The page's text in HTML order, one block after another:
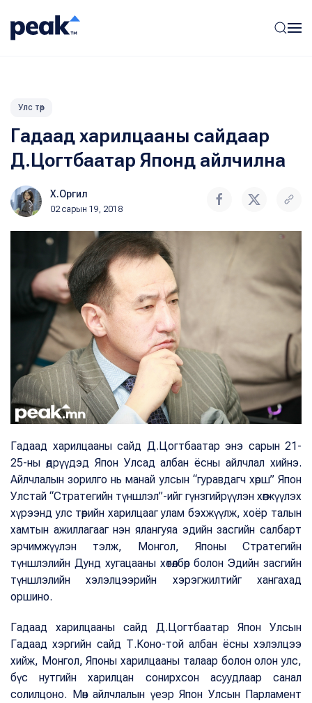
Улс төр
Гадаад харилцааны сайдаар
Д.Цогтбаатар Японд айлчилна
Х.Оргил
02 сарын 19, 2018
Гадаад харилцааны сайд Д.Цогтбаатар энэ сарын 21-
25-ны өдрүүдэд Япон Улсад албан ёсны айлчлал хийнэ.
Айлчлалын зорилго нь манай улсын “гуравдагч хөрш” Япон
Улстай “Стратегийн түншлэл”-ийг гүнзгийрүүлэн хөгжүүлэх
хүрээнд улс төрийн харилцааг улам бэхжүүлж, хоёр талын
хамтын ажиллагааг нэн ялангуяа эдийн засгийн салбарт
эрчимжүүлэн тэлж, Монгол, Японы Стратегийн
түншлэлийн Дунд хугацааны хөтөлбөр болон Эдийн засгийн
түншлэлийн хэлэлцээрийн хэрэгжилтийг хангахад
оршино.
Гадаад харилцааны сайд Д.Цогтбаатар Япон Улсын
Гадаад хэргийн сайд Т.Коно-той албан ёсны хэлэлцээ
хийж, Монгол, Японы харилцааны талаар болон олон улс,
бүс нутгийн харилцан сонирхсон асуудлаар санал
солилцоно. Мөн айлчлалын үеэр Япон Улсын Парламент